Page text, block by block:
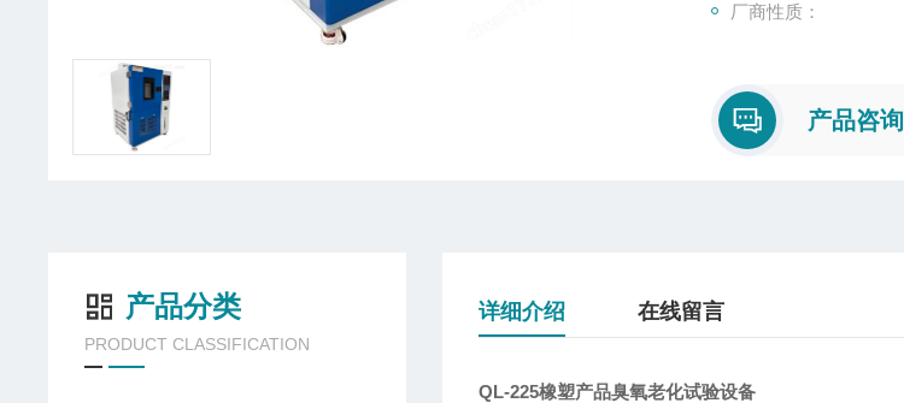
厂商性质：
产品咨询
产品分类
PRODUCT CLASSIFICATION
详细介绍 在线留言
QL-225橡塑产品臭氧老化试验设备